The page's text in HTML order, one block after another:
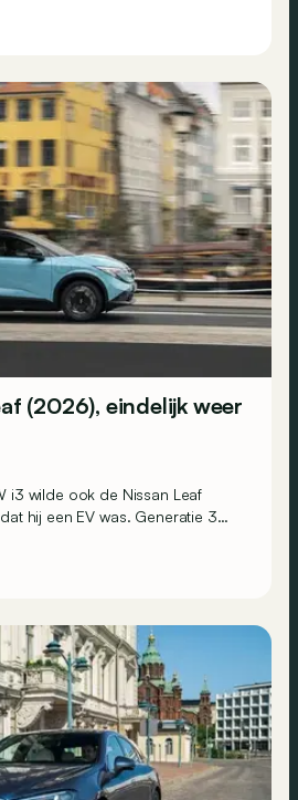
(2026), eindelijk weer
i3 wilde ook de Nissan Leaf
hij een EV was. Generatie 3